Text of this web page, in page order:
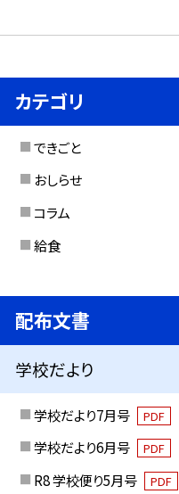
カテゴリ
できごと
おしらせ
コラム
給食
配布文書
学校だより
学校だより7月号 PDF
学校だより6月号
PDF
R8 学校便り5月号
PDF